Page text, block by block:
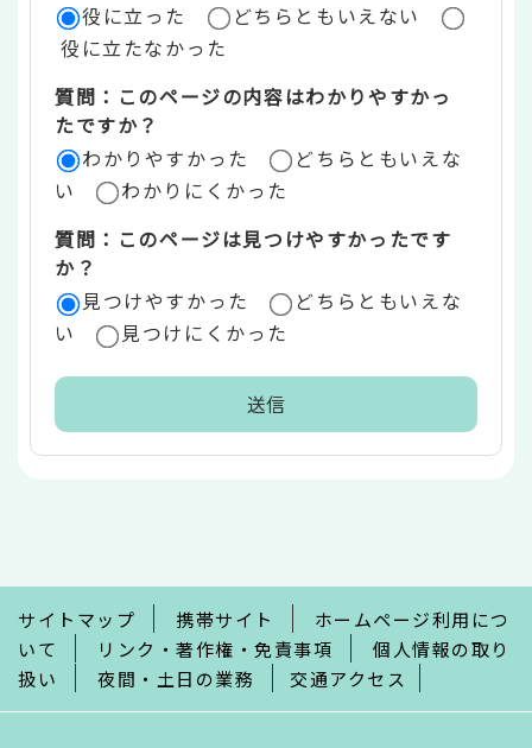
価
リ
ア
役に立った
どちらともいえない
役に立たなかった
質問：このページの内容はわかりやすかっ
たですか？
わかりやすかった
どちらともいえな
い
わかりにくかった
質問：このページは見つけやすかったです
か？
見つけやすかった
どちらともいえな
い
見つけにくかった
で
サイトマップ 携帯サイト
ホームページ利用につ
いて
リンク・著作権・免責事項
個人情報の取り
扱い
夜間・土日の業務 交通アクセス